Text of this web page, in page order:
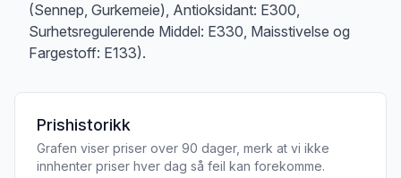
(Sennep, Gurkemeie), Antioksidant: E300,
Surhetsregulerende Middel: E330, Maisstivelse og
Fargestoff: E133).
Prishistorikk
Grafen viser priser over 90 dager, merk at vi ikke
innhenter priser hver dag så feil kan forekomme.